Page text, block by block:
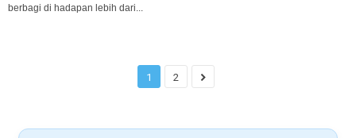
berbagi di hadapan lebih dari...
1 2